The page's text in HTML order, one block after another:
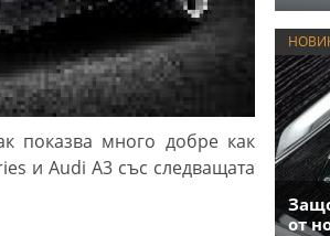
показва много добре как
и Audi A3 със следващата
от